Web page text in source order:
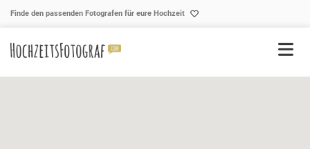
Finde den passenden Fotografen für eure Hochzeit